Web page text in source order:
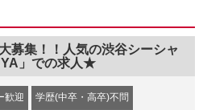
募集！！人気の渋谷シーシャ
」での求人★
歓迎 学歴(中卒・高卒)不問